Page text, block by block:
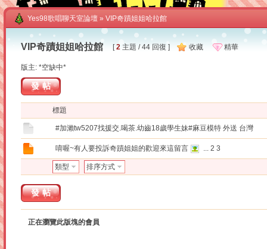
Yes98歌唱聊天室論壇 » VIP奇蹟姐姐哈拉館
VIP奇蹟姐姐哈拉館 [2 主題 / 44 回復 ] 收藏 精華
版主: *空缺中*
發帖
標題
#加瀨tw5207找援交.喝茶.幼齒18歲學生妹#麻豆模特 外送 台灣
唷喔~有人要投訴奇蹟姐姐的歡迎來這留言 ... 2 3
類型 排序方式
發帖
正在瀏覽此版塊的會員